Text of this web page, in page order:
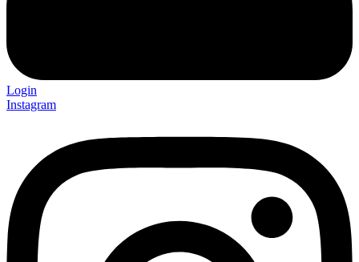
Login
Instagram